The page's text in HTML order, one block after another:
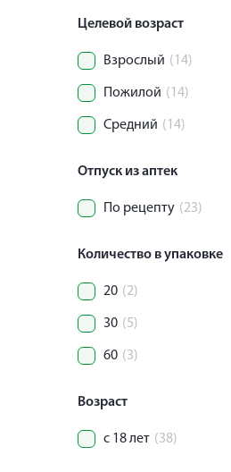
Целевой возраст
Взрослый (14)
Пожилой (14)
Средний (14)
Отпуск из аптек
По рецепту (23)
Количество в упаковке
20 (2)
30 (5)
60 (3)
Возраст
с 18 лет (38)